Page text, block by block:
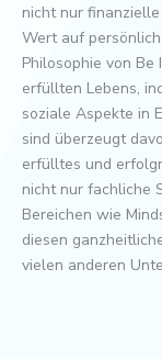
nicht nur
Wert auf
Philosophie von
erfüllten Lebens,
soziale Aspekte in
sind überzeugt
erfülltes und
nicht nur fachliche
Bereichen wie
diesen
vielen anderen